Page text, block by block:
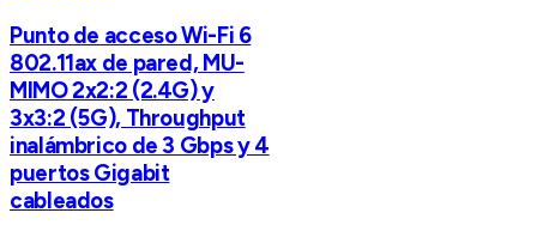
Punto de acceso Wi-Fi 6
802.11ax de pared, MU-
MIMO 2x2:2 (2.4G) y
3x3:2 (5G), Throughput
inalámbrico de 3 Gbps y 4
puertos Gigabit
cableados